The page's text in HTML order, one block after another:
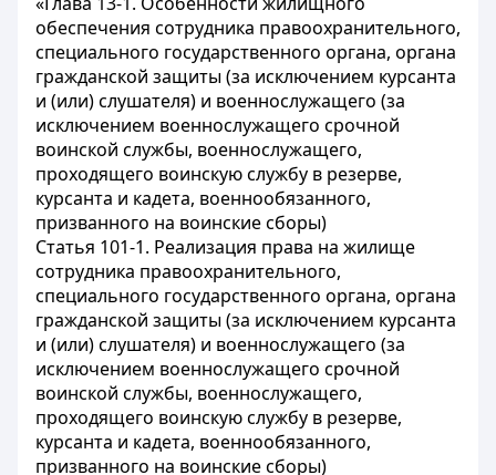
обеспечения сотрудника правоохранительного,
специального государственного органа, органа
гражданской защиты (за исключением курсанта
и (или) слушателя) и военнослужащего (за
исключением военнослужащего срочной
воинской службы, военнослужащего,
проходящего воинскую службу в резерве,
курсанта и кадета, военнообязанного,
призванного на воинские сборы)
Статья 101-1. Реализация права на жилище
сотрудника правоохранительного,
специального государственного органа, органа
гражданской защиты (за исключением курсанта
и (или) слушателя) и военнослужащего (за
исключением военнослужащего срочной
воинской службы, военнослужащего,
проходящего воинскую службу в резерве,
курсанта и кадета, военнообязанного,
призванного на воинские сборы)